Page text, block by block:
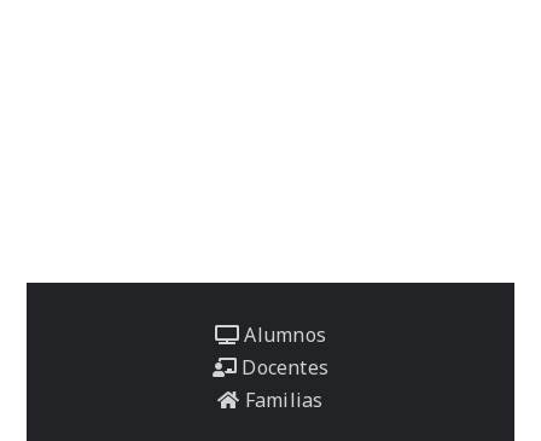
Alumnos
Docentes
Familias